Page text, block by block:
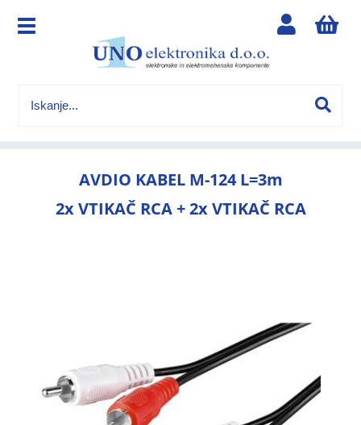
AVDIO KABEL M-124 L=3m
2x VTIKAČ RCA + 2x VTIKAČ RCA